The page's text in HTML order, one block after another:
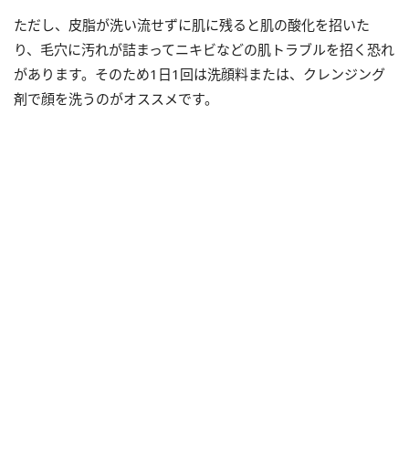
ただし、皮脂が洗い流せずに肌に残ると肌の酸化を招いた
り、毛穴に汚れが詰まってニキビなどの肌トラブルを招く恐れ
があります。そのため1日1回は洗顔料または、クレンジング
剤で顔を洗うのがオススメです。